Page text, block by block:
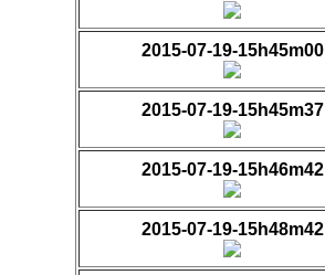
2015-07-19-15h45m00
2015-07-19-15h45m37
2015-07-19-15h46m42
2015-07-19-15h48m42